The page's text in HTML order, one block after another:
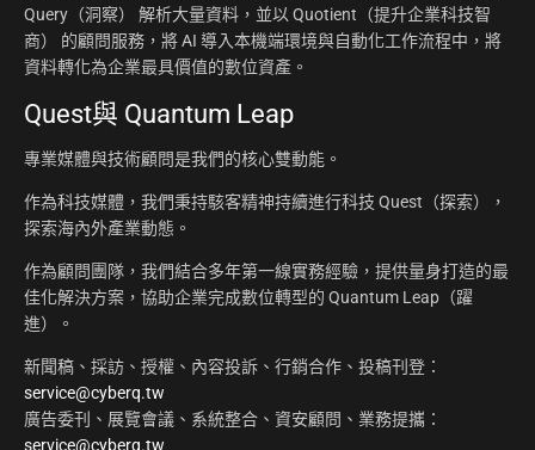
Query（洞察） 解析大量資料，並以 Quotient（提升企業科技智
商） 的顧問服務，將 AI 導入本機端環境與自動化工作流程中，將
資料轉化為企業最具價值的數位資產。
Quest與 Quantum Leap
專業媒體與技術顧問是我們的核心雙動能。
作為科技媒體，我們秉持駭客精神持續進行科技 Quest（探索），
探索海內外產業動態。
作為顧問團隊，我們結合多年第一線實務經驗，提供量身打造的最
佳化解決方案，協助企業完成數位轉型的 Quantum Leap（躍
進）。
新聞稿、採訪、授權、內容投訴、行銷合作、投稿刊登：
service@cyberq.tw
廣告委刊、展覽會議、系統整合、資安顧問、業務提攜：
service@cyberq.tw